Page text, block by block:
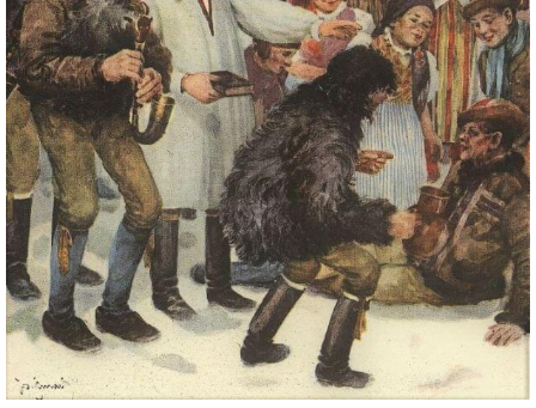
DŮL NA SLÍDU (NA KOLE)
Kontakt:
tel. 773 916 275
info@domdej.cz
--------------------------------------------------------------
Tento projekt je realizován za finanční podpory
města Domažlice.